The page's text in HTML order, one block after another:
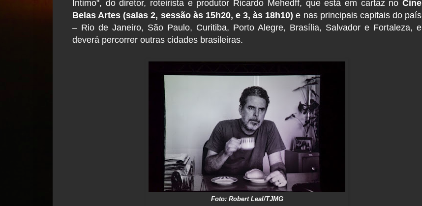
Íntimo", do diretor, roteirista e produtor Ricardo Mehedff, que está em cartaz no Cine
Belas Artes (salas 2, sessão às 15h20, e 3, às 18h10) e nas principais capitais do país
– Rio de Janeiro, São Paulo, Curitiba, Porto Alegre, Brasília, Salvador e Fortaleza, e
deverá percorrer outras cidades brasileiras.
Foto: Robert Leal/TJMG